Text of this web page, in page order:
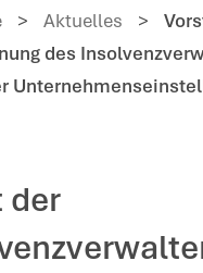
> Aktuelles >
des
der